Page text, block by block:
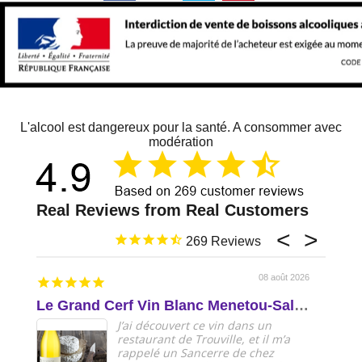
L'alcool est dangereux pour la santé. A consommer avec
modération
269
08 août 2026
Le Grand Cerf Vin Blanc Menetou-Salon AOP Val de Loire
J’ai découvert ce vin dans un
restaurant de Trouville, et il m’a
rappelé un Sancerre de chez